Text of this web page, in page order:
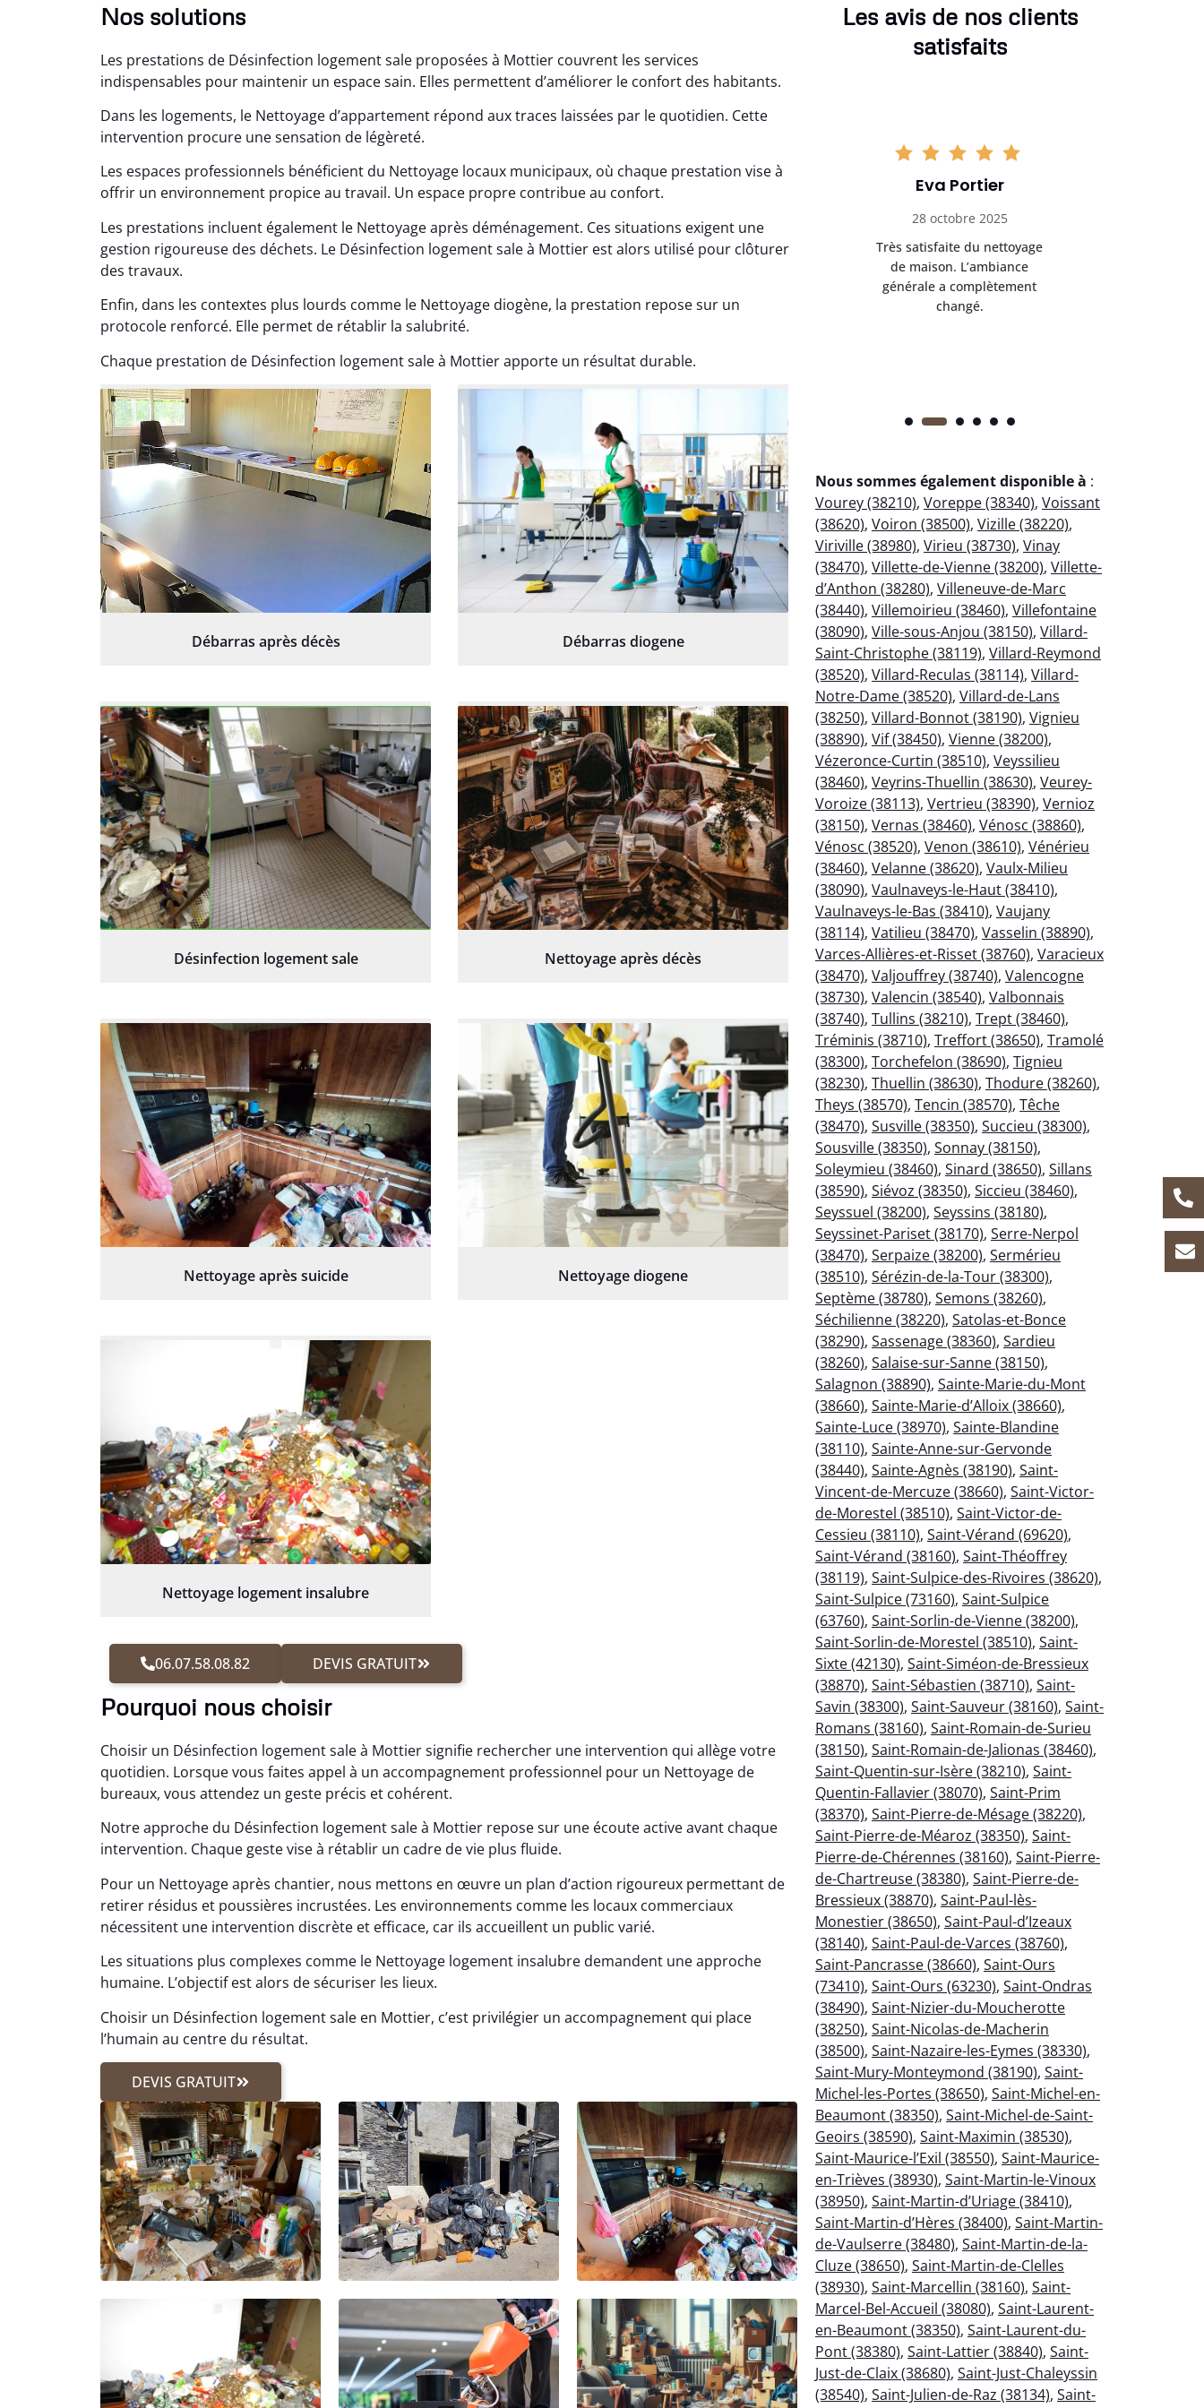
Nos solutions
Les prestations de Désinfection logement sale proposées à Mottier couvrent les services
indispensables pour maintenir un espace sain. Elles permettent d’améliorer le confort des habitants.
Dans les logements, le Nettoyage d’appartement répond aux traces laissées par le quotidien. Cette
intervention procure une sensation de légèreté.
Les espaces professionnels bénéficient du Nettoyage locaux municipaux, où chaque prestation vise à
offrir un environnement propice au travail. Un espace propre contribue au confort.
Les prestations incluent également le Nettoyage après déménagement. Ces situations exigent une
gestion rigoureuse des déchets. Le Désinfection logement sale à Mottier est alors utilisé pour clôturer
des travaux.
Enfin, dans les contextes plus lourds comme le Nettoyage diogène, la prestation repose sur un
protocole renforcé. Elle permet de rétablir la salubrité.
Chaque prestation de Désinfection logement sale à Mottier apporte un résultat durable.
Débarras après décès Débarras diogene
Désinfection logement sale Nettoyage après décès
Nettoyage après suicide Nettoyage diogene
Nettoyage logement insalubre
06.07.58.08.82 DEVIS GRATUIT
Pourquoi nous choisir
Choisir un Désinfection logement sale à Mottier signifie rechercher une intervention qui allège votre
quotidien. Lorsque vous faites appel à un accompagnement professionnel pour un Nettoyage de
bureaux, vous attendez un geste précis et cohérent.
Notre approche du Désinfection logement sale à Mottier repose sur une écoute active avant chaque
intervention. Chaque geste vise à rétablir un cadre de vie plus fluide.
Pour un Nettoyage après chantier, nous mettons en œuvre un plan d’action rigoureux permettant de
retirer résidus et poussières incrustées. Les environnements comme les locaux commerciaux
nécessitent une intervention discrète et efficace, car ils accueillent un public varié.
Les situations plus complexes comme le Nettoyage logement insalubre demandent une approche
humaine. L’objectif est alors de sécuriser les lieux.
Choisir un Désinfection logement sale en Mottier, c’est privilégier un accompagnement qui place
l’humain au centre du résultat.
DEVIS GRATUIT
Les avis de nos clients
satisfaits
Léana Gresset
15 décembre 2025
Nettoyage après chantier
proprement.
Noham Giraudet
16 octobre 2025
Nettoyage d’appartement
rentrant chez soi.
Eva Portier
28 octobre 2025
Très satisfaite du nettoyage
de maison. L’ambiance
générale a complètement
changé.
Nous sommes également disponible à :
Vourey (38210), Voreppe (38340), Voissant
(38620), Voiron (38500), Vizille (38220),
Viriville (38980), Virieu (38730), Vinay
(38470), Villette-de-Vienne (38200), Villette-
d’Anthon (38280), Villeneuve-de-Marc
(38440), Villemoirieu (38460), Villefontaine
(38090), Ville-sous-Anjou (38150), Villard-
Saint-Christophe (38119), Villard-Reymond
(38520), Villard-Reculas (38114), Villard-
Notre-Dame (38520), Villard-de-Lans
(38250), Villard-Bonnot (38190), Vignieu
(38890), Vif (38450), Vienne (38200),
Vézeronce-Curtin (38510), Veyssilieu
(38460), Veyrins-Thuellin (38630), Veurey-
Voroize (38113), Vertrieu (38390), Vernioz
(38150), Vernas (38460), Vénosc (38860),
Vénosc (38520), Venon (38610), Vénérieu
(38460), Velanne (38620), Vaulx-Milieu
(38090), Vaulnaveys-le-Haut (38410),
Vaulnaveys-le-Bas (38410), Vaujany
(38114), Vatilieu (38470), Vasselin (38890),
Varces-Allières-et-Risset (38760), Varacieux
(38470), Valjouffrey (38740), Valencogne
(38730), Valencin (38540), Valbonnais
(38740), Tullins (38210), Trept (38460),
Tréminis (38710), Treffort (38650), Tramolé
(38300), Torchefelon (38690), Tignieu
(38230), Thuellin (38630), Thodure (38260),
Theys (38570), Tencin (38570), Têche
(38470), Susville (38350), Succieu (38300),
Sousville (38350), Sonnay (38150),
Soleymieu (38460), Sinard (38650), Sillans
(38590), Siévoz (38350), Siccieu (38460),
Seyssuel (38200), Seyssins (38180),
Seyssinet-Pariset (38170), Serre-Nerpol
(38470), Serpaize (38200), Sermérieu
(38510), Sérézin-de-la-Tour (38300),
Septème (38780), Semons (38260),
Séchilienne (38220), Satolas-et-Bonce
(38290), Sassenage (38360), Sardieu
(38260), Salaise-sur-Sanne (38150),
Salagnon (38890), Sainte-Marie-du-Mont
(38660), Sainte-Marie-d’Alloix (38660),
Sainte-Luce (38970), Sainte-Blandine
(38110), Sainte-Anne-sur-Gervonde
(38440), Sainte-Agnès (38190), Saint-
Vincent-de-Mercuze (38660), Saint-Victor-
de-Morestel (38510), Saint-Victor-de-
Cessieu (38110), Saint-Vérand (69620),
Saint-Vérand (38160), Saint-Théoffrey
(38119), Saint-Sulpice-des-Rivoires (38620),
Saint-Sulpice (73160), Saint-Sulpice
(63760), Saint-Sorlin-de-Vienne (38200),
Saint-Sorlin-de-Morestel (38510), Saint-
Sixte (42130), Saint-Siméon-de-Bressieux
(38870), Saint-Sébastien (38710), Saint-
Savin (38300), Saint-Sauveur (38160), Saint-
Romans (38160), Saint-Romain-de-Surieu
(38150), Saint-Romain-de-Jalionas (38460),
Saint-Quentin-sur-Isère (38210), Saint-
Quentin-Fallavier (38070), Saint-Prim
(38370), Saint-Pierre-de-Mésage (38220),
Saint-Pierre-de-Méaroz (38350), Saint-
Pierre-de-Chérennes (38160), Saint-Pierre-
de-Chartreuse (38380), Saint-Pierre-de-
Bressieux (38870), Saint-Paul-lès-
Monestier (38650), Saint-Paul-d’Izeaux
(38140), Saint-Paul-de-Varces (38760),
Saint-Pancrasse (38660), Saint-Ours
(73410), Saint-Ours (63230), Saint-Ondras
(38490), Saint-Nizier-du-Moucherotte
(38250), Saint-Nicolas-de-Macherin
(38500), Saint-Nazaire-les-Eymes (38330),
Saint-Mury-Monteymond (38190), Saint-
Michel-les-Portes (38650), Saint-Michel-en-
Beaumont (38350), Saint-Michel-de-Saint-
Geoirs (38590), Saint-Maximin (38530),
Saint-Maurice-l’Exil (38550), Saint-Maurice-
en-Trièves (38930), Saint-Martin-le-Vinoux
(38950), Saint-Martin-d’Uriage (38410),
Saint-Martin-d’Hères (38400), Saint-Martin-
de-Vaulserre (38480), Saint-Martin-de-la-
Cluze (38650), Saint-Martin-de-Clelles
(38930), Saint-Marcellin (38160), Saint-
Marcel-Bel-Accueil (38080), Saint-Laurent-
en-Beaumont (38350), Saint-Laurent-du-
Pont (38380), Saint-Lattier (38840), Saint-
Just-de-Claix (38680), Saint-Just-Chaleyssin
(38540), Saint-Julien-de-Raz (38134), Saint-